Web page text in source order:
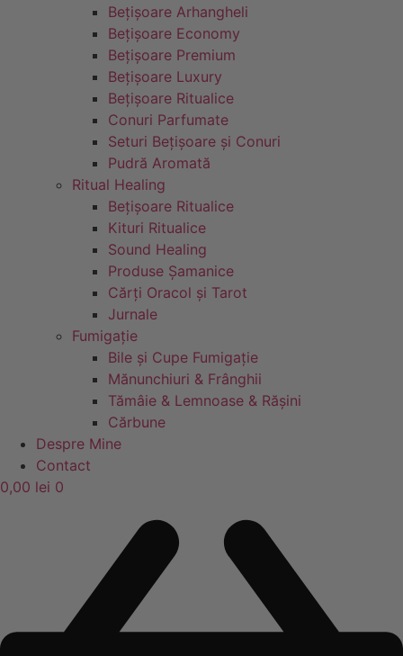
Bețișoare Arhangheli
Bețișoare Economy
Bețișoare Premium
Bețișoare Luxury
Bețișoare Ritualice
Conuri Parfumate
Seturi Bețișoare și Conuri
Pudră Aromată
Ritual Healing
Bețișoare Ritualice
Kituri Ritualice
Sound Healing
Produse Șamanice
Cărți Oracol și Tarot
Jurnale
Fumigație
Bile și Cupe Fumigație
Mănunchiuri & Frânghii
Tămâie & Lemnoase & Rășini
Cărbune
Despre Mine
Contact
0,00 lei 0